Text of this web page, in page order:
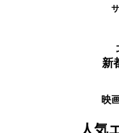
新
映
人気